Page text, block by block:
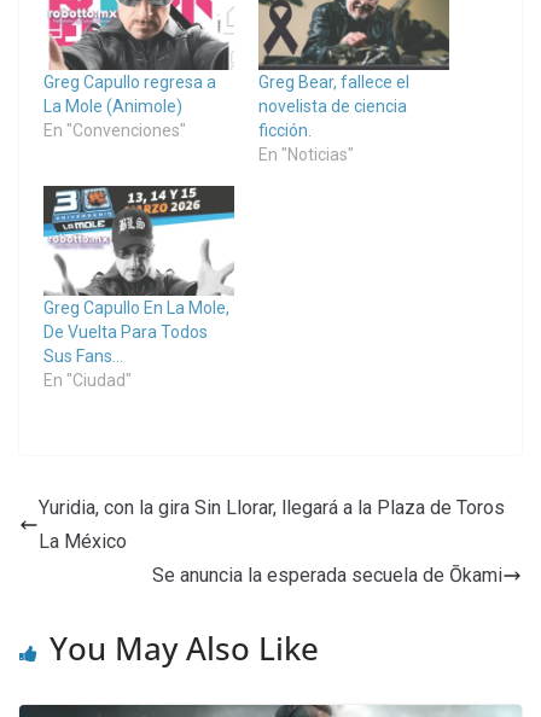
Greg Capullo regresa a
La Mole (Animole)
En "Convenciones"
Greg Bear, fallece el
novelista de ciencia
ficción.
En "Noticias"
Greg Capullo En La Mole,
De Vuelta Para Todos
Sus Fans…
En "Ciudad"
Yuridia, con la gira Sin Llorar, llegará a la Plaza de Toros
La México
Se anuncia la esperada secuela de Ōkami
You May Also Like